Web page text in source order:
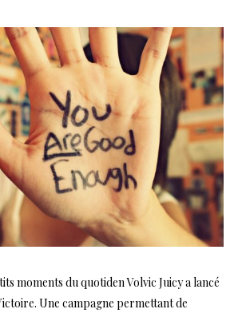
moments du quotiden Volvic Juicy a lancé
Une campagne permettant de